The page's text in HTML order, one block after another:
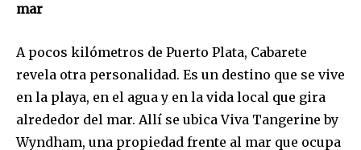
mar
A pocos kilómetros de Puerto Plata, Cabarete
revela otra personalidad. Es un destino que se vive
en la playa, en el agua y en la vida local que gira
alrededor del mar. Allí se ubica Viva Tangerine by
Wyndham, una propiedad frente al mar que ocupa